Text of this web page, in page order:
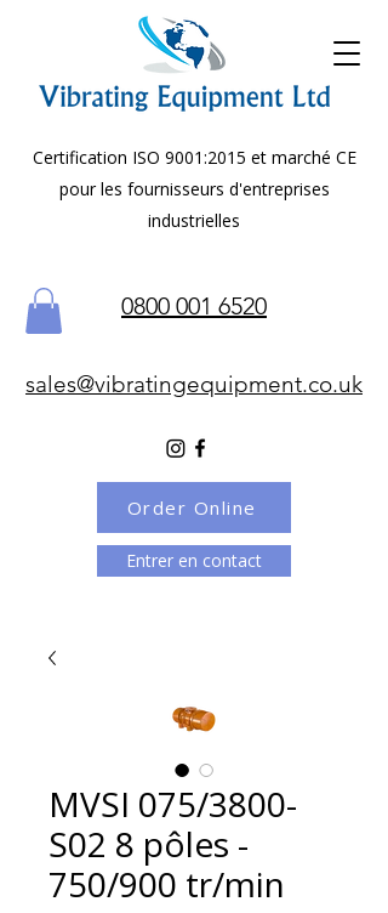
Certification ISO 9001:2015 et marché CE
pour les fournisseurs d'entreprises
industrielles
0800 001 6520
sales@vibratingequipment.co.uk
Entrer en contact
Order Online
MVSI 075/3800-
S02 8 pôles -
750/900 tr/min